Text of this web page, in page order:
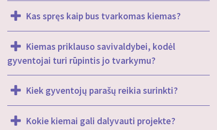
Kas spręs kaip bus tvarkomas kiemas?
Kiemas priklauso savivaldybei, kodėl
gyventojai turi rūpintis jo tvarkymu?
Kiek gyventojų parašų reikia surinkti?
Kokie kiemai gali dalyvauti projekte?